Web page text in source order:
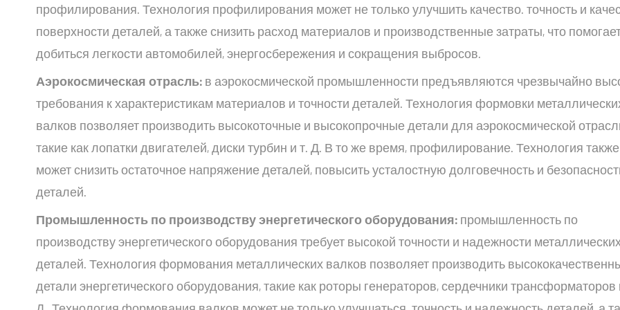
профилирования. Технология профилирования может не только улучшить качество. точность и
поверхности деталей, а также снизить расход материалов и производственные затраты, что
добиться легкости автомобилей, энергосбережения и сокращения выбросов.
Аэрокосмическая отрасль: в аэрокосмической промышленности предъявляются чрезвычайно
требования к характеристикам материалов и точности деталей. Технология формовки
валков позволяет производить высокоточные и высокопрочные детали для аэрокосмической
такие как лопатки двигателей, диски турбин и т. Д. В то же время, профилирование. Технология также
может снизить остаточное напряжение деталей, повысить усталостную долговечность и
деталей.
Промышленность по производству энергетического оборудования: промышленность по
производству энергетического оборудования требует высокой точности и надежности
деталей. Технология формования металлических валков позволяет производить
детали энергетического оборудования, такие как роторы генераторов, сердечники трансформаторов